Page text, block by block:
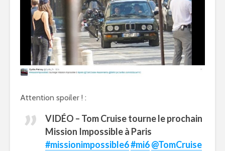
Attention spoiler ! :
VIDÉO – Tom Cruise tourne le prochain
Mission Impossible à Paris
#missionimpossible6#mi6@TomCruise